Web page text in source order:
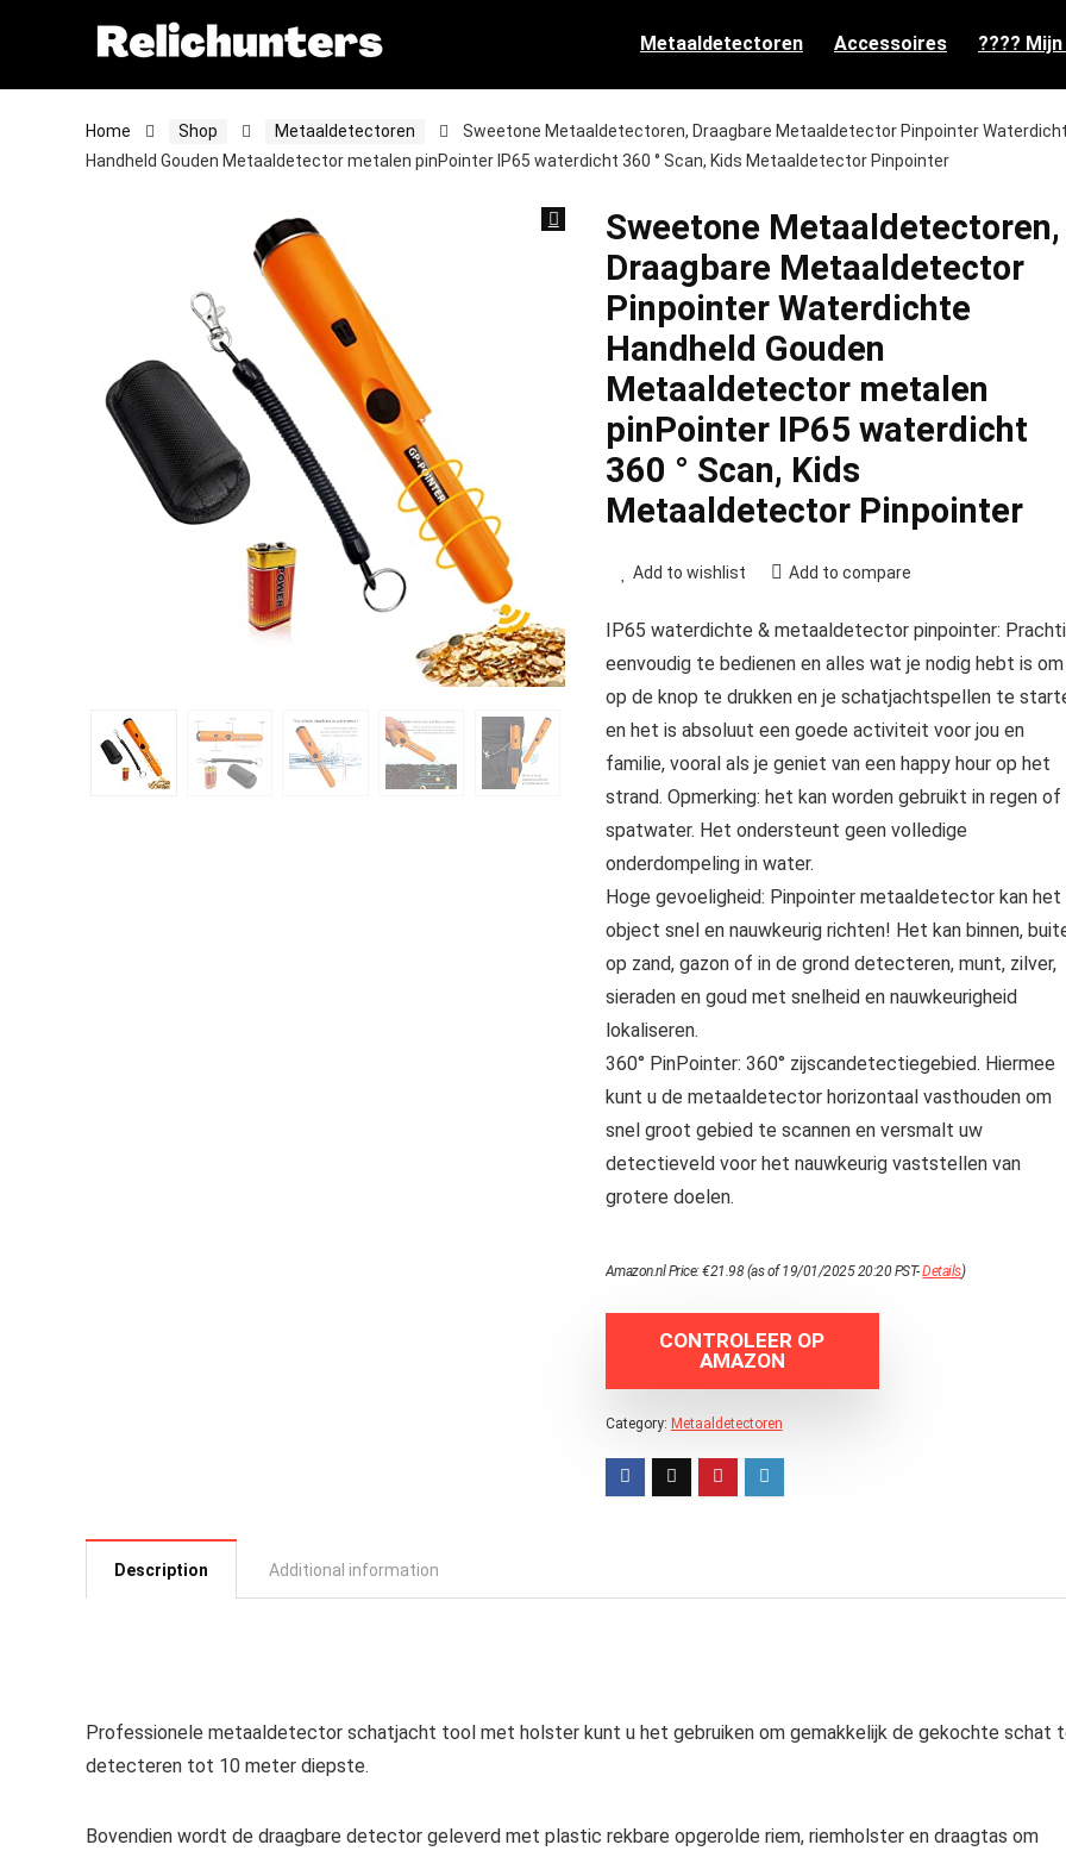
Metaaldetectoren Accessoires ????
Home Shop Metaaldetectoren
Sweetone Metaaldetectoren, Draagbare Metaaldetector Pinpointer
Handheld Gouden Metaaldetector metalen pinPointer IP65 waterdicht 360 ° Scan, Kids Metaaldetector Pinpointer
Sweetone Metaaldetectoren,
Draagbare Metaaldetector
Pinpointer Waterdichte
Handheld Gouden
Metaaldetector metalen
pinPointer IP65 waterdicht
360 ° Scan, Kids
Metaaldetector Pinpointer
Add to wishlist Add to compare
IP65 waterdichte & metaaldetector pinpointer:
eenvoudig te bedienen en alles wat je nodig hebt is om
op de knop te drukken en je schatjachtspellen te
en het is absoluut een goede activiteit voor jou en
familie, vooral als je geniet van een happy hour op het
strand. Opmerking: het kan worden gebruikt in regen of
spatwater. Het ondersteunt geen volledige
onderdompeling in water.
Hoge gevoeligheid: Pinpointer metaaldetector kan het
object snel en nauwkeurig richten! Het kan binnen,
op zand, gazon of in de grond detecteren, munt, zilver,
sieraden en goud met snelheid en nauwkeurigheid
lokaliseren.
360° PinPointer: 360° zijscandetectiegebied. Hiermee
kunt u de metaaldetector horizontaal vasthouden om
snel groot gebied te scannen en versmalt uw
detectieveld voor het nauwkeurig vaststellen van
grotere doelen.
Amazon.nl Price:€21.98(as of 19/01/2025 20:20 PST-Details)
CONTROLEER OP
AMAZON
Category: Metaaldetectoren
Description Additional information
Professionele metaaldetector schatjacht tool met holster kunt u het gebruiken om gemakkelijk de gekochte schat
detecteren tot 10 meter diepste.
Bovendien wordt de draagbare detector geleverd met plastic rekbare opgerolde riem, riemholster en draagtas om